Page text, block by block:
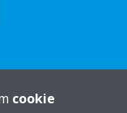
cookie